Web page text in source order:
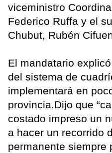
viceministro
Federico Ruffa y el
Chubut, Rubén
El mandatario
del sistema de
implementará en
provincia.Dijo que
costado impreso un
a hacer un recorrido
permanente siempre